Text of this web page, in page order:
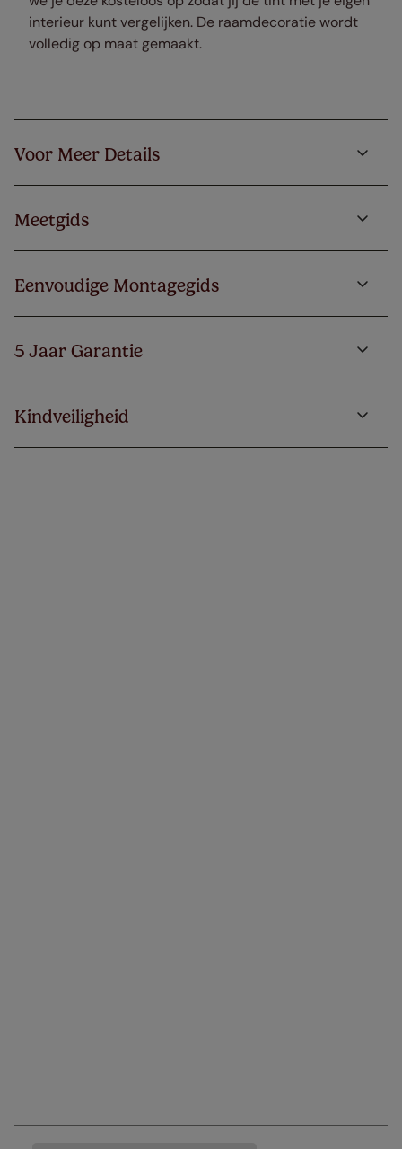
interieur kunt vergelijken. De raamdecoratie wordt
volledig op maat gemaakt.
Voor Meer Details
Meetgids
Eenvoudige Montagegids
5 Jaar Garantie
Kindveiligheid